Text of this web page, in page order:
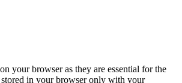
your browser as they are essential for the
in your browser only with your